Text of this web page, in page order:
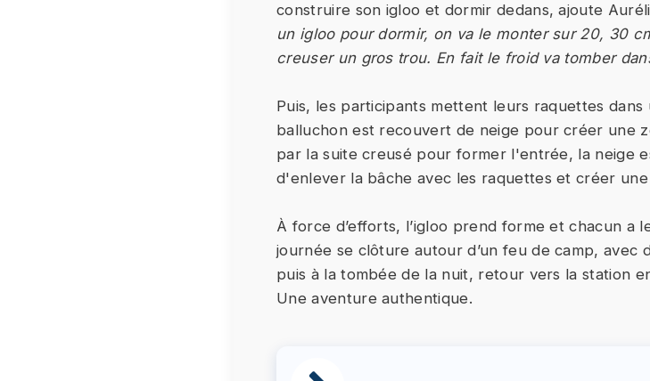
construire son igloo et dormir dedans, ajoute
un igloo pour dormir, on va le monter sur 20, 30
creuser un gros trou. En fait le froid va tomber
Puis, les participants mettent leurs raquettes
balluchon est recouvert de neige pour créer une
par la suite creusé pour former l'entrée, la neige
d'enlever la bâche avec les raquettes et créer
À force d’efforts, l’igloo prend forme et chacun a
journée se clôture autour d’un feu de camp, avec
puis à la tombée de la nuit, retour vers la station
Une aventure authentique.